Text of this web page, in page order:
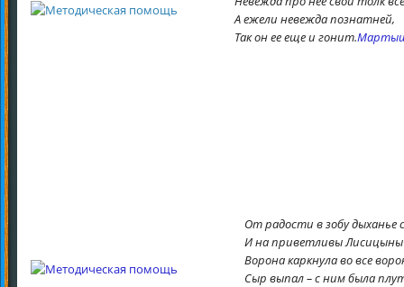
А ежели невежда познатней,
Так он ее еще и гонит.
От радости в зобу дыханье
И на приветливы Лисицыны
Ворона каркнула во все
Сыр выпал – с ним была